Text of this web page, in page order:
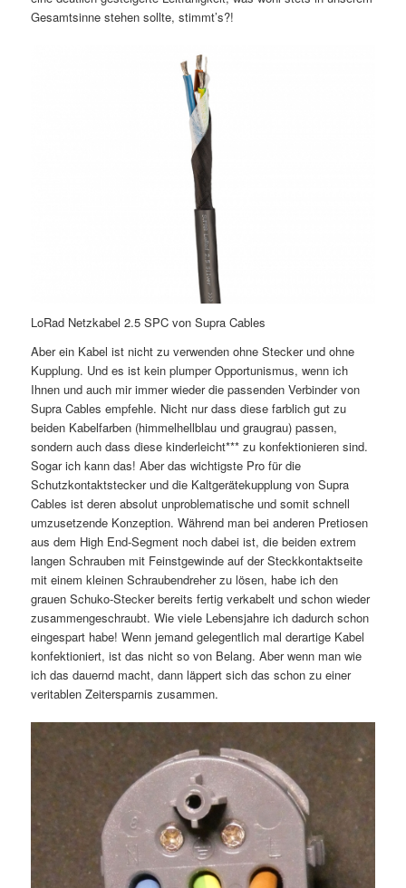
Gesamtsinne stehen sollte, stimmt’s?!
LoRad Netzkabel 2.5 SPC von Supra Cables
Aber ein Kabel ist nicht zu verwenden ohne Stecker und ohne
Kupplung. Und es ist kein plumper Opportunismus, wenn ich
Ihnen und auch mir immer wieder die passenden Verbinder von
Supra Cables empfehle. Nicht nur dass diese farblich gut zu
beiden Kabelfarben (himmelhellblau und graugrau) passen,
sondern auch dass diese kinderleicht*** zu konfektionieren sind.
Sogar ich kann das! Aber das wichtigste Pro für die
Schutzkontaktstecker und die Kaltgerätekupplung von Supra
Cables ist deren absolut unproblematische und somit schnell
umzusetzende Konzeption. Während man bei anderen Pretiosen
aus dem High End-Segment noch dabei ist, die beiden extrem
langen Schrauben mit Feinstgewinde auf der Steckkontaktseite
mit einem kleinen Schraubendreher zu lösen, habe ich den
grauen Schuko-Stecker bereits fertig verkabelt und schon wieder
zusammengeschraubt. Wie viele Lebensjahre ich dadurch schon
eingespart habe! Wenn jemand gelegentlich mal derartige Kabel
konfektioniert, ist das nicht so von Belang. Aber wenn man wie
ich das dauernd macht, dann läppert sich das schon zu einer
veritablen Zeitersparnis zusammen.